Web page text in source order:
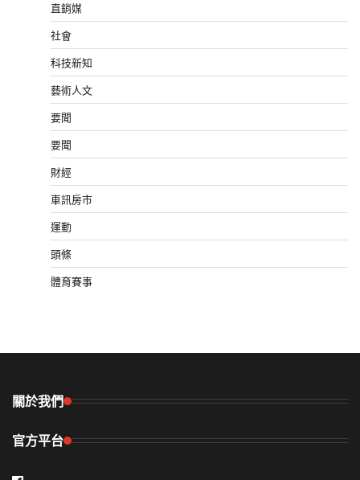
直銷媒
社會
科技新知
藝術人文
要聞
要聞
財經
車訊房市
運動
頭條
體育賽事
關於我們
官方平台